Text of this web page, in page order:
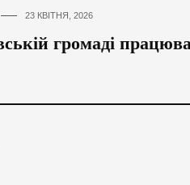
23 КВІТНЯ, 2026
громаді